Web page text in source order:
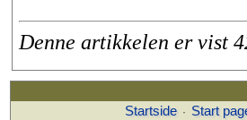
Denne artikkelen er vist
Startside · Start